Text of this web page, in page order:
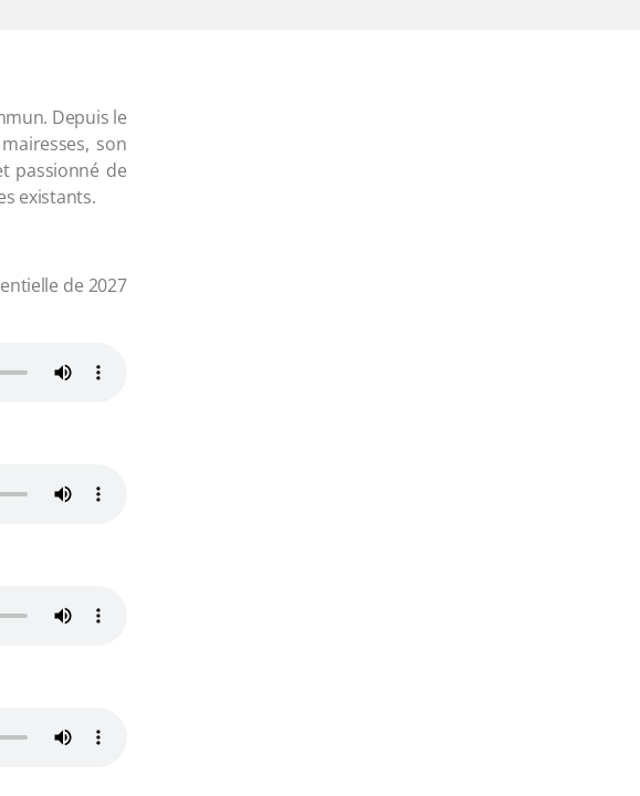
Depuis le
son
passionné de
existants.
de 2027